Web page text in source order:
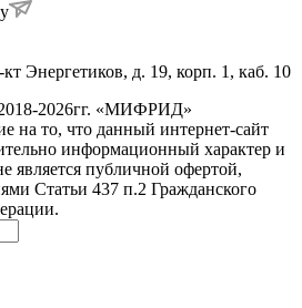
Энергетиков, д. 19, корп. 1, каб. 10
2026гг. «МИФРИД»
на то, что данный интернет-сайт
информационный характер и
является публичной офертой,
Статьи 437 п.2 Гражданского